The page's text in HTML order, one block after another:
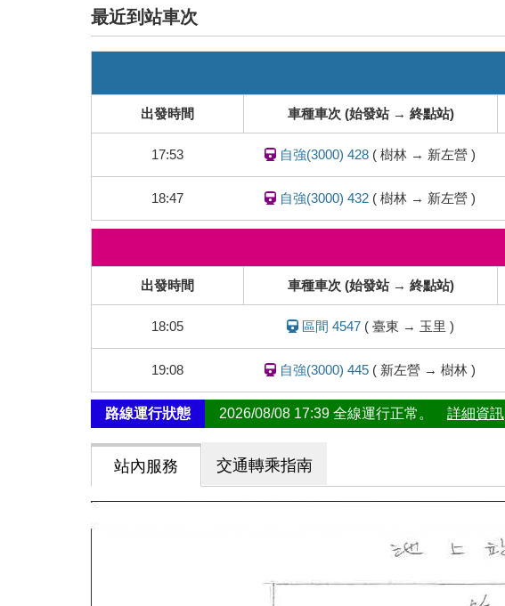
最近到站車次
出發時間 車種車次 (始發站 → 終點站)
17:53 自強(3000) 428 ( 樹林 → 新左營 )
18:47 自強(3000) 432 ( 樹林 → 新左營 )
車
出發時間 車種車次 (始發站 → 終點站)
18:05 區間 4547 ( 臺東 → 玉里 )
19:08 自強(3000) 445 ( 新左營 → 樹林 )
路線運行狀態 2026/08/08 17:39 全線運行正常。 詳細資訊
站內服務 交通轉乘指南